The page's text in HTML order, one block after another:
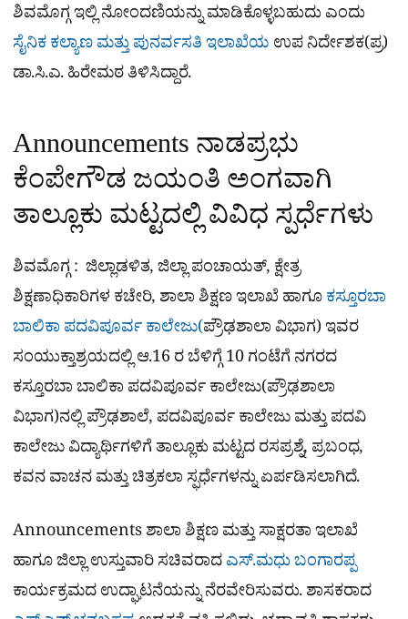
ಶಿವಮೊಗ್ಗ ಇಲ್ಲಿ ನೋಂದಣಿಯನ್ನು ಮಾಡಿಕೊಳ್ಳಬಹುದು ಎಂದು
ಸೈನಿಕ ಕಲ್ಯಾಣ ಮತ್ತು ಪುನರ್ವಸತಿ ಇಲಾಖೆಯ ಉಪ ನಿರ್ದೇಶಕ(ಪ್ರ)
ಡಾ.ಸಿ.ಎ. ಹಿರೇಮಠ ತಿಳಿಸಿದ್ದಾರೆ.
Announcements ನಾಡಪ್ರಭು
ಕೆಂಪೇಗೌಡ ಜಯಂತಿ ಅಂಗವಾಗಿ
ತಾಲ್ಲೂಕು ಮಟ್ಟದಲ್ಲಿ ವಿವಿಧ ಸ್ಪರ್ಧೆಗಳು
ಶಿವಮೊಗ್ಗ : ಜಿಲ್ಲಾಡಳಿತ, ಜಿಲ್ಲಾ ಪಂಚಾಯತ್, ಕ್ಷೇತ್ರ
ಶಿಕ್ಷಣಾಧಿಕಾರಿಗಳ ಕಚೇರಿ, ಶಾಲಾ ಶಿಕ್ಷಣ ಇಲಾಖೆ ಹಾಗೂಕಸ್ತೂರಬಾ
ಬಾಲಿಕಾ ಪದವಿಪೂರ್ವ ಕಾಲೇಜು(ಪ್ರೌಢಶಾಲಾ ವಿಭಾಗ) ಇವರ
ಸಂಯುಕ್ತಾಶ್ರಯದಲ್ಲಿ ಆ.16 ರ ಬೆಳಿಗ್ಗೆ 10 ಗಂಟೆಗೆ ನಗರದ
ಕಸ್ತೂರಬಾ ಬಾಲಿಕಾ ಪದವಿಪೂರ್ವ ಕಾಲೇಜು(ಪ್ರೌಢಶಾಲಾ
ವಿಭಾಗ)ನಲ್ಲಿ ಪ್ರೌಢಶಾಲೆ, ಪದವಿಪೂರ್ವ ಕಾಲೇಜು ಮತ್ತು ಪದವಿ
ಕಾಲೇಜು ವಿದ್ಯಾರ್ಥಿಗಳಿಗೆ ತಾಲ್ಲೂಕು ಮಟ್ಟದ ರಸಪ್ರಶ್ನೆ, ಪ್ರಬಂಧ,
ಕವನ ವಾಚನ ಮತ್ತು ಚಿತ್ರಕಲಾ ಸ್ಫರ್ಧೆಗಳನ್ನು ಏರ್ಪಡಿಸಲಾಗಿದೆ.
Announcements ಶಾಲಾ ಶಿಕ್ಷಣ ಮತ್ತು ಸಾಕ್ಷರತಾ ಇಲಾಖೆ
ಹಾಗೂ ಜಿಲ್ಲಾ ಉಸ್ತುವಾರಿ ಸಚಿವರಾದಎಸ್.ಮಧು ಬಂಗಾರಪ್ಪ
ಕಾರ್ಯಕ್ರಮದ ಉದ್ಘಾಟನೆಯನ್ನು ನೆರವೇರಿಸುವರು. ಶಾಸಕರಾದ